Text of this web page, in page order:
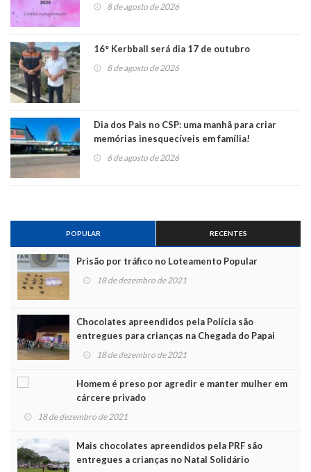
8 de agosto de 2026
16° Kerbball será dia 17 de outubro
8 de agosto de 2026
Dia dos Pais no CSP: uma manhã para criar
memórias inesquecíveis em família!
6 de agosto de 2026
POPULAR RECENTES
Prisão por tráfico no Loteamento Popular
18 de dezembro de 2021
Chocolates apreendidos pela Polícia são
entregues para crianças na Chegada do Papai
Noel
18 de dezembro de 2021
Homem é preso por agredir e manter mulher em
cárcere privado
18 de dezembro de 2021
Mais chocolates apreendidos pela PRF são
entregues a crianças no Natal Solidário